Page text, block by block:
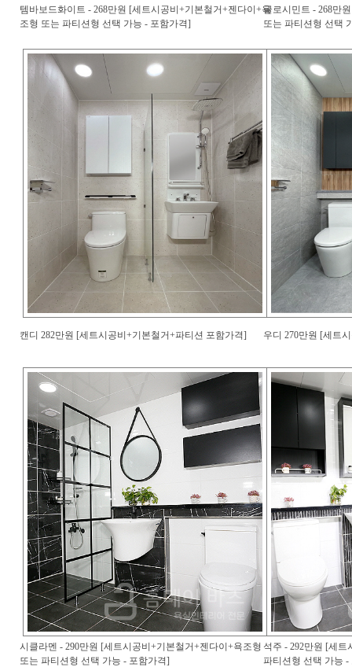
템바보드화이트 - 268만원 [세트시공비+기본철거+젠다이+욕
조형 또는 파티션형 선택 가능 - 포함가격]
글로시민트 - 268만
또는 파티션형 선택
캔디 282만원 [세트시공비+기본철거+파티션 포함가격] 우디 270만원 [세트
시클라멘 - 290만원 [세트시공비+기본철거+젠다이+욕조형
또는 파티션형 선택 가능 - 포함가격]
석주 - 292만원 [세
파티션형 선택 가능 -